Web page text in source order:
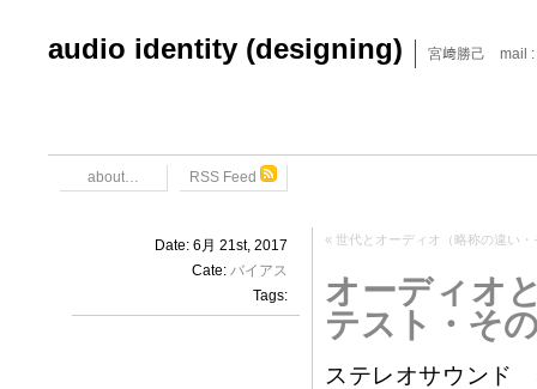
audio identity (designing) 宮﨑勝己 mail :
about… RSS Feed
Date: 6月 21st, 2017
Cate: バイアス
Tags:
« 世代とオーディオ（略称の違い
オーディオ
テスト・そ
ステレオサウンド